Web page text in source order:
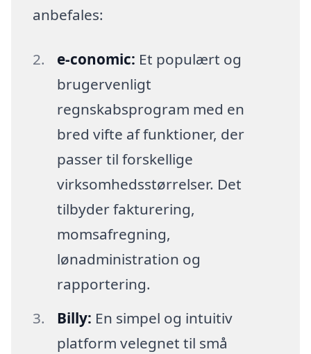
anbefales:
e-conomic: Et populært og
brugervenligt
regnskabsprogram med en
bred vifte af funktioner, der
passer til forskellige
virksomhedsstørrelser. Det
tilbyder fakturering,
momsafregning,
lønadministration og
rapportering.
Billy: En simpel og intuitiv
platform velegnet til små